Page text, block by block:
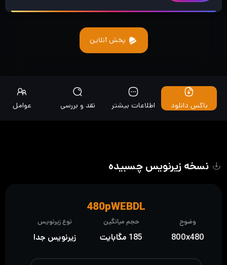
پخش آنلاین
باکس دانلود اطلاعات بیشتر نقد و بررسی عوامل
نسخه زیرنویس چسبیده
وضوح
800x480
حجم میانگین
185 مگابایت
نوع زیرنویس
زیرنویس جدا
480pWEBDL